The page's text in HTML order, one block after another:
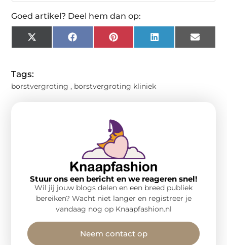
Goed artikel? Deel hem dan op:
X
(Twitter)
FacebookPinterestLinkedInEmail
Tags:
borstvergroting , borstvergroting kliniek
Stuur ons een bericht en we reageren snel!
Wil jij jouw blogs delen en een breed publiek
bereiken? Wacht niet langer en registreer je
vandaag nog op Knaapfashion.nl
Neem contact op